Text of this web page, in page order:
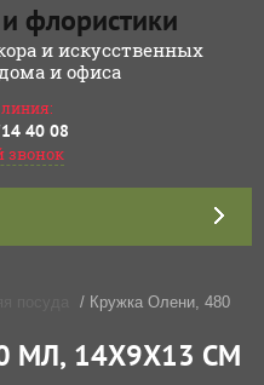
флористики
и искусственных
и офиса
40 08
звонок
/ Кружка Олени, 480
МЛ, 14Х9Х13 СМ